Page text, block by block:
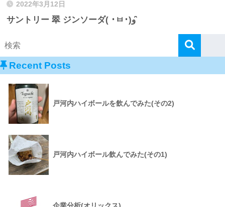
2022年3月12日
サントリー 翠 ジンソーダ( ･ㅂ･)و ̑̑
Recent Posts
戸河内ハイボールを飲んでみた(その2)
戸河内ハイボール飲んでみた(その1)